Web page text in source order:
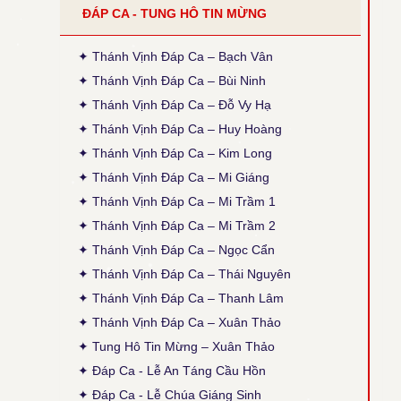
Thời gian cập nhật: 14:35, ngày 30-03-2026
Đính chính ĐK: Thánh Điện = Thánh Diện
● Thánh Vịnh 120 - Xuân Thảo
Thời gian cập nhật: 14:50, ngày 04-02-2026
Sửa phiên khúc 2, chữ cuối: "sao đành" thành
"cho đành", theo bản gốc (x. ấn bản 2020, TCPV
Tổng Hợp, Xuân Thảo, p. 496).
Thời gian cập nhật: 15:45, ngày 03-12-2025
Cập nhật thêm Alleluia Lễ Vọng Giáng Sinh theo
Chúa Nhật 12 TNA, Thánh Giuse, cập nhật lại
phiên khúc cuối (tham chiếu: Sách Bài Đọc và
● Thánh Vịnh 103 - Kim Long
Lễ Chính Ngày: Chúa Thánh Thần Hiện Xuống.
Sửa lại nội dung câu thứ 2 của phiên khúc 1.
ĐÁP CA - TUNG HÔ TIN MỪNG
✦ Thánh Vịnh Đáp Ca – Bạch Vân
✦ Thánh Vịnh Đáp Ca – Bùi Ninh
✦ Thánh Vịnh Đáp Ca – Đỗ Vy Hạ
✦ Thánh Vịnh Đáp Ca – Huy Hoàng
✦ Thánh Vịnh Đáp Ca – Kim Long
✦ Thánh Vịnh Đáp Ca – Mi Giáng
✦ Thánh Vịnh Đáp Ca – Mi Trầm 1
✦ Thánh Vịnh Đáp Ca – Mi Trầm 2
✦ Thánh Vịnh Đáp Ca – Ngọc Cẩn
✦ Thánh Vịnh Đáp Ca – Thái Nguyên
✦ Thánh Vịnh Đáp Ca – Thanh Lâm
✦ Thánh Vịnh Đáp Ca – Xuân Thảo
✦ Tung Hô Tin Mừng – Xuân Thảo
✦ Đáp Ca - Lễ An Táng Cầu Hồn
✦ Đáp Ca - Lễ Chúa Giáng Sinh